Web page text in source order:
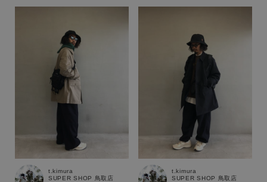
t.kimura
SUPER SHOP 鳥取店
t.kimura
SUPER SHOP 鳥取店